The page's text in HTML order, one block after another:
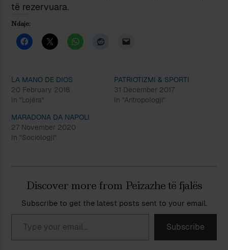
të rezervuara.
Ndaje:
LA MANO DE DIOS
20 February 2018
In "Lojëra"
PATRIOTIZMI & SPORTI
31 December 2017
In "Antropologji"
MARADONA DA NAPOLI
27 November 2020
In "Sociologji"
Discover more from Peizazhe të fjalës
Subscribe to get the latest posts sent to your email.
Type your email…
Subscribe